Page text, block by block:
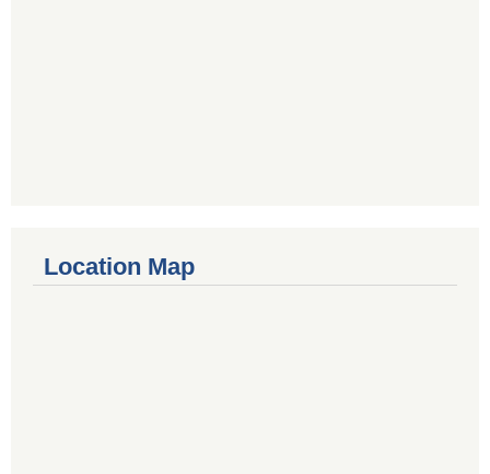
Location Map